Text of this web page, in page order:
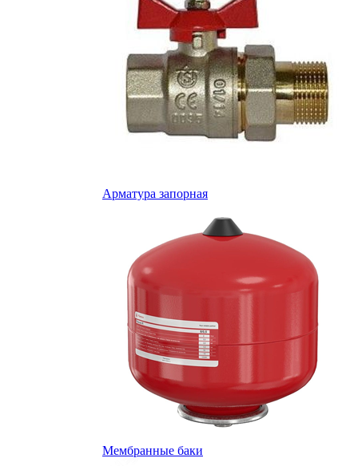
Арматура запорная
Мембранные баки